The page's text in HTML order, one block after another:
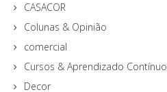
CASACOR
Colunas & Opinião
comercial
Cursos & Aprendizado Contínuo
Decor